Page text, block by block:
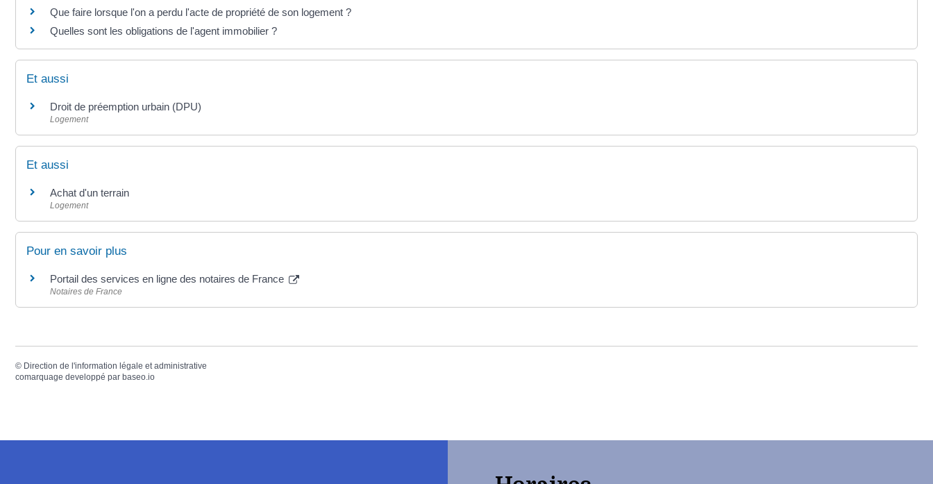
Que faire lorsque l'on a perdu l'acte de propriété de son logement ?
Quelles sont les obligations de l'agent immobilier ?
Et aussi
Droit de préemption urbain (DPU)
Logement
Et aussi
Achat d'un terrain
Logement
Pour en savoir plus
Portail des services en ligne des notaires de France
Notaires de France
© Direction de l'information légale et administrative
comarquage developpé par baseo.io